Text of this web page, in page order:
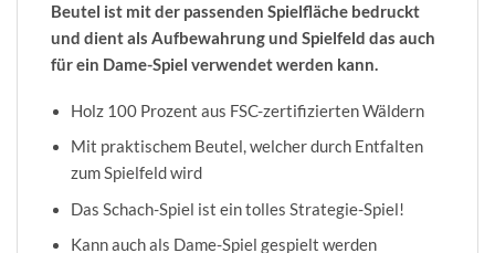
Beutel ist mit der passenden Spielfläche bedruckt
und dient als Aufbewahrung und Spielfeld das auch
für ein Dame-Spiel verwendet werden kann.
Holz 100 Prozent aus FSC-zertifizierten Wäldern
Mit praktischem Beutel, welcher durch Entfalten
zum Spielfeld wird
Das Schach-Spiel ist ein tolles Strategie-Spiel!
Kann auch als Dame-Spiel gespielt werden